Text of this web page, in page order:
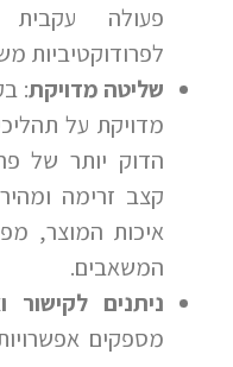
פעולה
לפרודוקטיביות
שליטה מדויקת:
מדויקת על
הדוק יותר של
קצב זרימה
איכות המוצר,
המשאבים.
ניתנים לקישור
מספקים